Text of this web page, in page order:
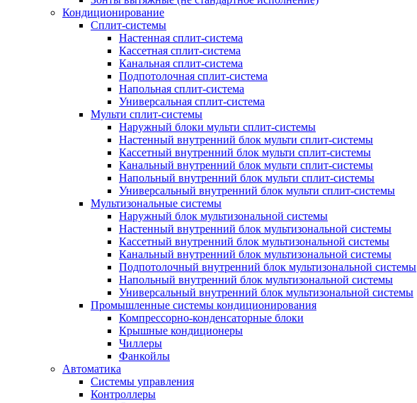
Кондиционирование
Сплит-системы
Настенная сплит-система
Кассетная сплит-система
Канальная сплит-система
Подпотолочная сплит-система
Напольная сплит-система
Универсальная сплит-система
Мульти сплит-системы
Наружный блоки мульти сплит-системы
Настенный внутренний блок мульти сплит-системы
Кассетный внутренний блок мульти сплит-системы
Канальный внутренний блок мульти сплит-системы
Напольный внутренний блок мульти сплит-системы
Универсальный внутренний блок мульти сплит-системы
Мультизональные системы
Наружный блок мультизональной системы
Настенный внутренний блок мультизональной системы
Кассетный внутренний блок мультизональной системы
Канальный внутренний блок мультизональной системы
Подпотолочный внутренний блок мультизональной системы
Напольный внутренний блок мультизональной системы
Универсальный внутренний блок мультизональной системы
Промышленные системы кондиционирования
Компрессорно-конденсаторные блоки
Крышные кондиционеры
Чиллеры
Фанкойлы
Автоматика
Системы управления
Контроллеры